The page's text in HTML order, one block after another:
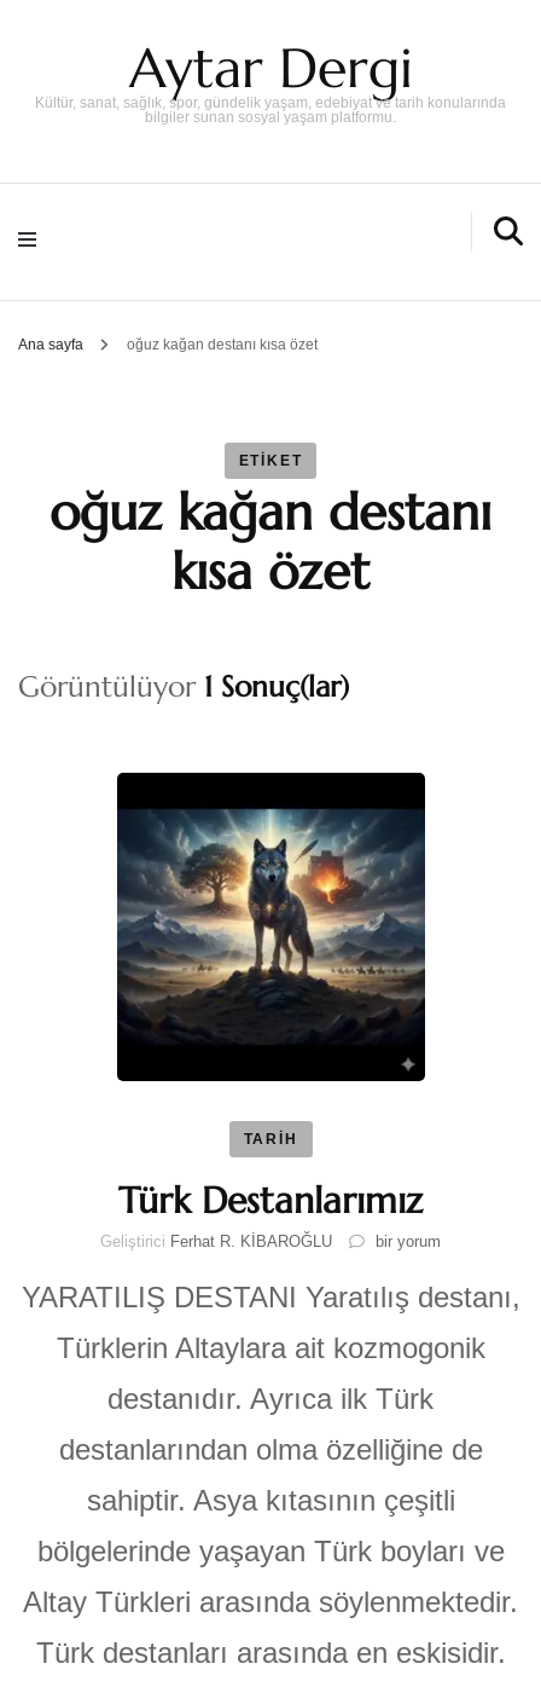
Aytar Dergi
Kültür, sanat, sağlık, spor, gündelik yaşam, edebiyat ve tarih konularında
bilgiler sunan sosyal yaşam platformu.
Ana sayfa oğuz kağan destanı kısa özet
ETIKET
oğuz kağan destanı
kısa özet
Görüntülüyor 1 Sonuç(lar)
TARİH
Türk Destanlarımız
Geliştirici Ferhat R. KİBAROĞLU
Türk
için
bir yorum
YARATILIŞ DESTANI Yaratılış destanı,
Türklerin Altaylara ait kozmogonik
destanıdır. Ayrıca ilk Türk
destanlarından olma özelliğine de
sahiptir. Asya kıtasının çeşitli
bölgelerinde yaşayan Türk boyları ve
Altay Türkleri arasında söylenmektedir.
Türk destanları arasında en eskisidir.